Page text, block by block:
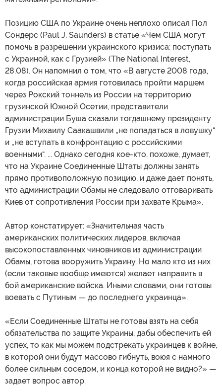
Позицию США по Украине очень неплохо описал Пол
Сондерс (Paul J. Saunders) в статье «Чем США могут
помочь в разрешении украинского кризиса: поступать
с Украиной, как с Грузией» (The National Interest,
28.08). Он напомнил о том, что «В августе 2008 года,
когда российская армия готовилась пройти маршем
через Рокский тоннель из России на территорию
грузинской Южной Осетии, представители
администрации Буша сказали тогдашнему президенту
Грузии Михаилу Саакашвили „не попадаться в ловушку“
и „не вступать в конфронтацию с российскими
военными“. ... Однако сегодня кое-кто, похоже, думает,
что на Украине Соединенные Штаты должны занять
прямо противоположную позицию, и даже дает понять,
что администрации Обамы не следовало отговаривать
Киев от сопротивления России при захвате Крыма».
Автор констатирует: «Значительная часть
американских политических лидеров, включая
высокопоставленных чиновников из администрации
Обамы, готова вооружить Украину. Но мало кто из них
(если таковые вообще имеются) желает направить в
бой американские войска. Иными словами, они готовы
воевать с Путиным — до последнего украинца».
«Если Соединенные Штаты не готовы взять на себя
обязательства по защите Украины, дабы обеспечить ей
успех, то как мы можем подстрекать украинцев к войне,
в которой они будут массово гибнуть, воюя с намного
более сильным соседом, и конца которой не видно?» —
задает вопрос автор.